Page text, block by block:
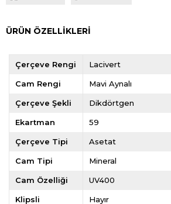
ÜRÜN ÖZELLIKLERI
Çerçeve Rengi Lacivert
Cam Rengi Mavi Aynalı
Çerçeve Şekli Dikdörtgen
Ekartman 59
Çerçeve Tipi Asetat
Cam Tipi Mineral
Cam Özelliği UV400
Klipsli Hayır